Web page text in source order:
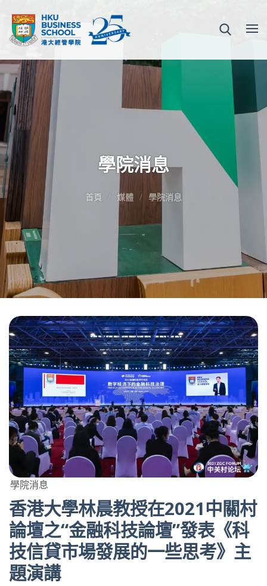
學院消息
首頁 媒體 學院消息
學院消息
香港大學林晨教授在2021中關村
論壇之“金融科技論壇”發表《科
技信貸市場發展的一些思考》主
題演講